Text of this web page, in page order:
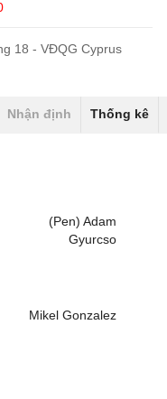
18 - VĐQG Cyprus
Nhận định Thống kê
(Pen) Adam
Gyurcso
Mikel Gonzalez